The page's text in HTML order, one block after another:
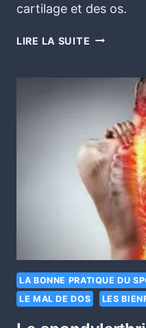
cartilage et des os.
LIRE LA SUITE
LA BONNE PRATIQUE DU
LE MAL DE DOS
LES